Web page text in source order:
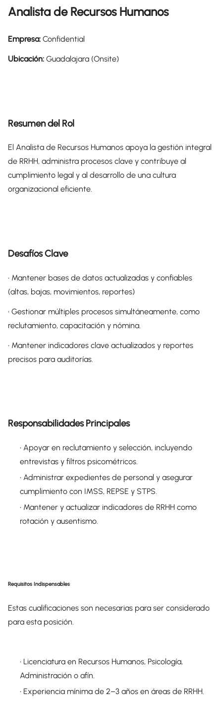
Analista de Recursos Humanos
Empresa: Confidential
Ubicación: Guadalajara (Onsite)
Resumen del Rol
El Analista de Recursos Humanos apoya la gestión integral
de RRHH, administra procesos clave y contribuye al
cumplimiento legal y al desarrollo de una cultura
organizacional eficiente.
Desafíos Clave
• Mantener bases de datos actualizadas y confiables
(altas, bajas, movimientos, reportes)
• Gestionar múltiples procesos simultáneamente, como
reclutamiento, capacitación y nómina.
• Mantener indicadores clave actualizados y reportes
precisos para auditorías.
Responsabilidades Principales
• Apoyar en reclutamiento y selección, incluyendo
entrevistas y filtros psicométricos.
• Administrar expedientes de personal y asegurar
cumplimiento con IMSS, REPSE y STPS.
• Mantener y actualizar indicadores de RRHH como
rotación y ausentismo.
Requisitos Indispensables
Estas cualificaciones son necesarias para ser considerado
para esta posición.
• Licenciatura en Recursos Humanos, Psicología,
Administración o afín.
• Experiencia mínima de 2–3 años en áreas de RRHH.